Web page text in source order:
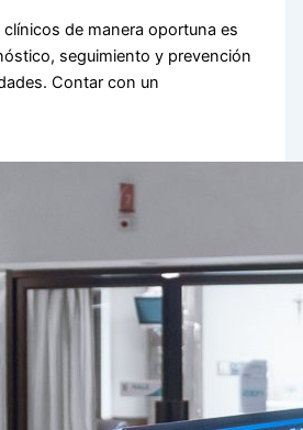
clínicos de manera oportuna es
seguimiento y prevención
Contar con un